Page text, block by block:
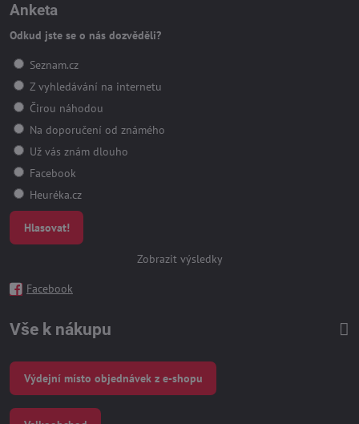
Anketa
Odkud jste se o nás dozvěděli?
Seznam.cz
Z vyhledávání na internetu
Čirou náhodou
Na doporučení od známého
Už vás znám dlouho
Facebook
Heuréka.cz
Hlasovat!
Zobrazit výsledky
Facebook
Vše k nákupu
Výdejní místo objednávek z e-shopu